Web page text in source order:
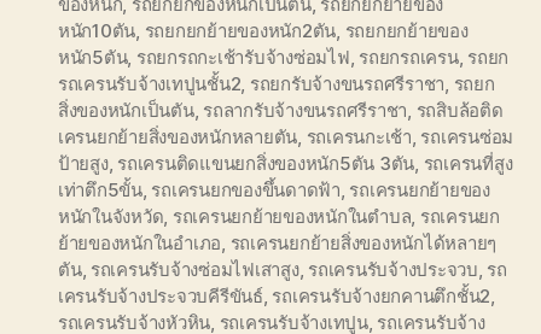
ของหนัก, รถยกยกของหนักเป้นต้น, รถยกยกย้ายของ
หนัก10ตัน, รถยกยกย้ายของหนัก2ตัน, รถยกยกย้ายของ
หนัก5ตัน, รถยกรถกะเช้ารับจ้างซ่อมไฟ, รถยกรถเครน, รถยก
รถเครนรับจ้างเทปูนชั้น2, รถยกรับจ้างขนรถศรีราชา, รถยก
สิ่งของหนักเป็นตัน, รถลากรับจ้างขนรถศรีราชา, รถสิบล้อติด
เครนยกย้ายสิ่งของหนักหลายตัน, รถเครนกะเช้า, รถเครนซ่อม
ป้ายสูง, รถเครนติดแขนยกสิ่งของหนัก5ตัน 3ตัน, รถเครนที่สูง
เท่าตึก5ขั้น, รถเครนยกของขึ้นดาดฟ้า, รถเครนยกย้ายของ
หนักในจังหวัด, รถเครนยกย้ายของหนักในตำบล, รถเครนยก
ย้ายของหนักในอำเภอ, รถเครนยกย้ายสิ่งของหนักได้หลายๆ
ตัน, รถเครนรับจ้างซ่อมไฟเสาสูง, รถเครนรับจ้างประจวบ, รถ
เครนรับจ้างประจวบคีรีขันธ์, รถเครนรับจ้างยกคานตึกชั้น2,
รถเครนรับจ้างหัวหิน, รถเครนรับจ้างเทปูน, รถเครนรับจ้าง